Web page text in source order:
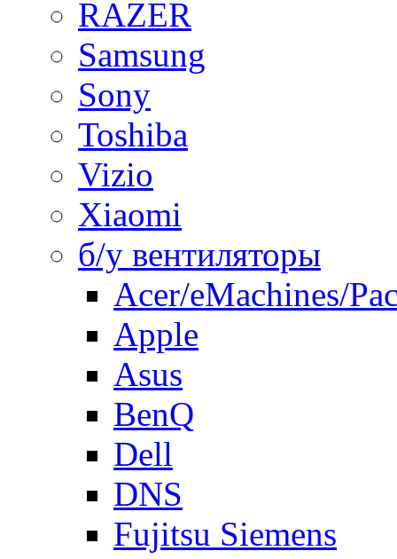
RAZER
Samsung
Sony
Toshiba
Vizio
Xiaomi
б/у вентиляторы
Acer/eMachines/
Apple
Asus
BenQ
Dell
DNS
Fujitsu Siemens